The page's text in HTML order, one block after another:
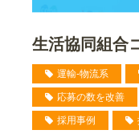
生活協同組合
運輸-物流系
応募の数を改善
採用事例